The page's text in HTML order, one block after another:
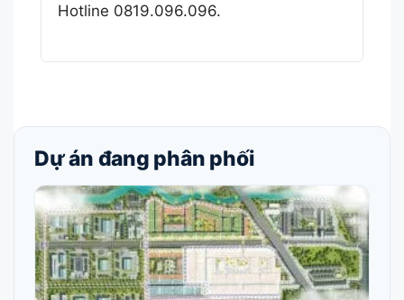
Hotline 0819.096.096.
Dự án đang phân phối